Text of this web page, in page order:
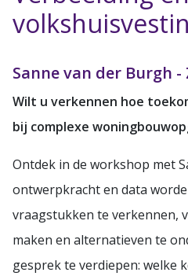
Sanne van der Burgh
Wilt u verkennen hoe
bij complexe
Ontdek in de workshop met
ontwerpkracht en data
vraagstukken te verkennen,
maken en alternatieven te
gesprek te verdiepen: welke